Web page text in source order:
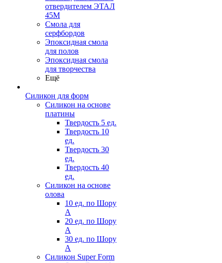
отвердителем ЭТАЛ
45М
Смола для
серфбордов
Эпоксидная смола
для полов
Эпоксидная смола
для творчества
Ещё
Силикон для форм
Силикон на основе
платины
Твердость 5 ед.
Твердость 10
ед.
Твердость 30
ед.
Твердость 40
ед.
Силикон на основе
олова
10 ед. по Шору
А
20 ед. по Шору
А
30 ед. по Шору
А
Силикон Super Form